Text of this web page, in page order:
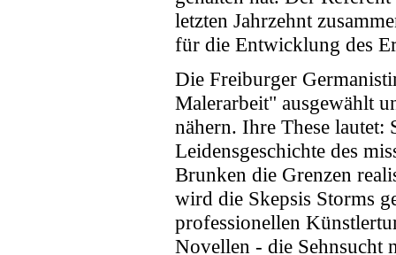
letzten Jahrzehnt
für die Entwicklung des
Die Freiburger
Malerarbeit" ausgewählt
nähern. Ihre These lautet:
Leidensgeschichte des
Brunken die Grenzen
wird die Skepsis Storms
professionellen
Novellen - die Sehnsucht